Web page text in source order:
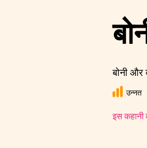
बोनी और
उन्नत
इस